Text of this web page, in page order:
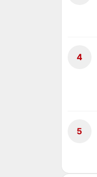
4
5